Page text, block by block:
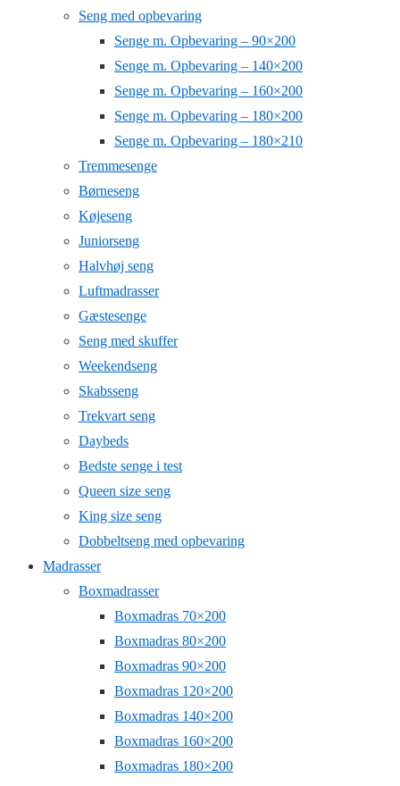
Seng med opbevaring
Senge m. Opbevaring – 90×200
Senge m. Opbevaring – 140×200
Senge m. Opbevaring – 160×200
Senge m. Opbevaring – 180×200
Senge m. Opbevaring – 180×210
Tremmesenge
Børneseng
Køjeseng
Juniorseng
Halvhøj seng
Luftmadrasser
Gæstesenge
Seng med skuffer
Weekendseng
Skabsseng
Trekvart seng
Daybeds
Bedste senge i test
Queen size seng
King size seng
Dobbeltseng med opbevaring
Madrasser
Boxmadrasser
Boxmadras 70×200
Boxmadras 80×200
Boxmadras 90×200
Boxmadras 120×200
Boxmadras 140×200
Boxmadras 160×200
Boxmadras 180×200